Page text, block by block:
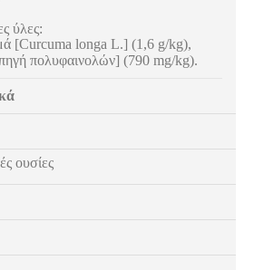
ύλες:
[Curcuma longa L.] (1,6 g/kg),
πολυφαινολών] (790 mg/kg).
ουσίες